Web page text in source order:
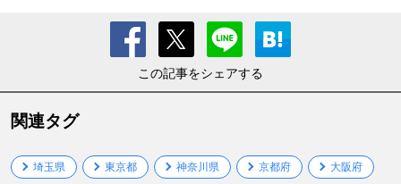
この記事をシェアする
関連タグ
埼玉県 東京都 神奈川県 京都府 大阪府